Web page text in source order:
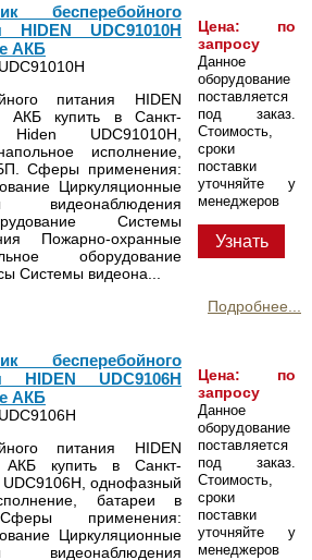
Цена: по
запросу
Данное
оборудование
поставляется
под заказ.
Стоимость,
сроки
поставки
уточняйте у
менеджеров
Узнать
бесперебойного
HIDEN UDC91010H
АКБ
питания HIDEN
АКБ купить в Санкт-
UDC91010H,
исполнение,
Сферы применения:
Циркуляционные
Системы
Пожарно-охранные
оборудование
Системы видеона...
Подробнее...
Цена: по
запросу
Данное
оборудование
поставляется
под заказ.
Стоимость,
сроки
поставки
уточняйте у
менеджеров
бесперебойного
HIDEN UDC9106H
АКБ
питания HIDEN
АКБ купить в Санкт-
однофазный
батареи в
применения:
Циркуляционные